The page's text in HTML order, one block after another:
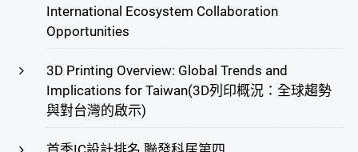
International Ecosystem Collaboration
Opportunities
3D Printing Overview: Global Trends and
Implications for Taiwan(3D列印概況：全球趨勢
與對台灣的啟示)